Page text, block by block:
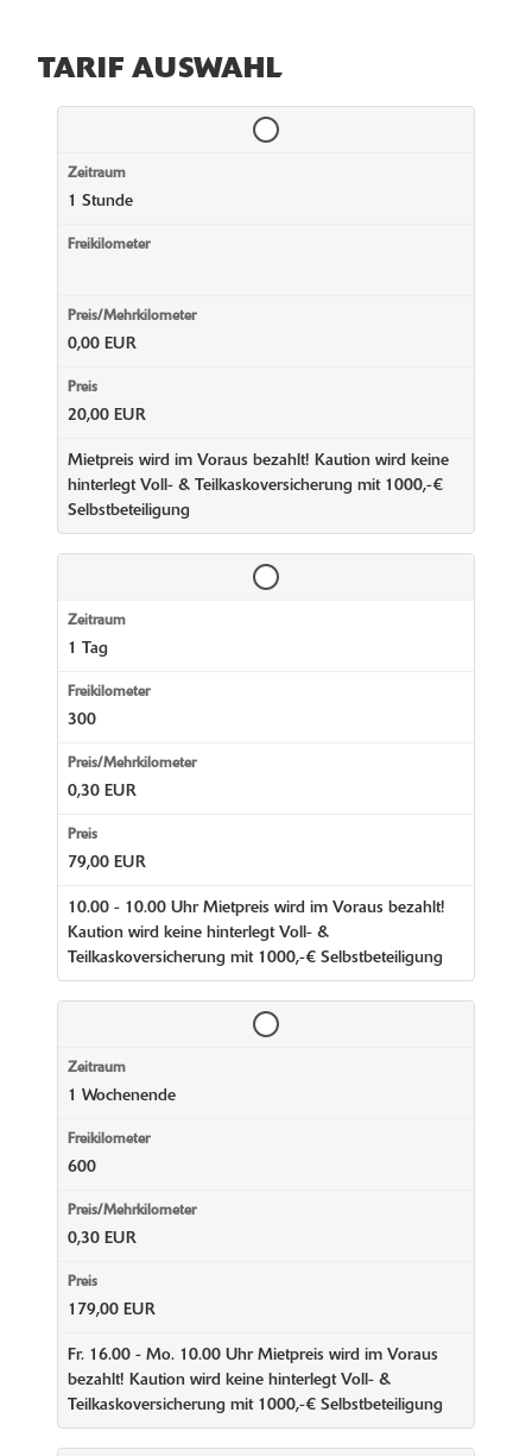
TARIF AUSWAHL
1 Stunde
0,00 EUR
20,00 EUR
Mietpreis wird im Voraus bezahlt! Kaution wird keine
hinterlegt Voll- & Teilkaskoversicherung mit 1000,-€
Selbstbeteiligung
1 Tag
300
0,30 EUR
79,00 EUR
10.00 - 10.00 Uhr Mietpreis wird im Voraus bezahlt!
Kaution wird keine hinterlegt Voll- &
Teilkaskoversicherung mit 1000,-€ Selbstbeteiligung
1 Wochenende
600
0,30 EUR
179,00 EUR
Fr. 16.00 - Mo. 10.00 Uhr Mietpreis wird im Voraus
bezahlt! Kaution wird keine hinterlegt Voll- &
Teilkaskoversicherung mit 1000,-€ Selbstbeteiligung